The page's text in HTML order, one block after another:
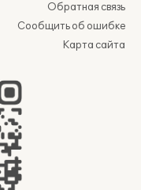
Обратная связь
Сообщить об ошибке
Карта сайта